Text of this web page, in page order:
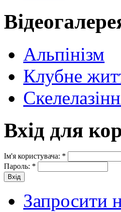
Альпінізм
Клубне
Вхід для
Ім'я користувача: *
Пароль: *
Запросити